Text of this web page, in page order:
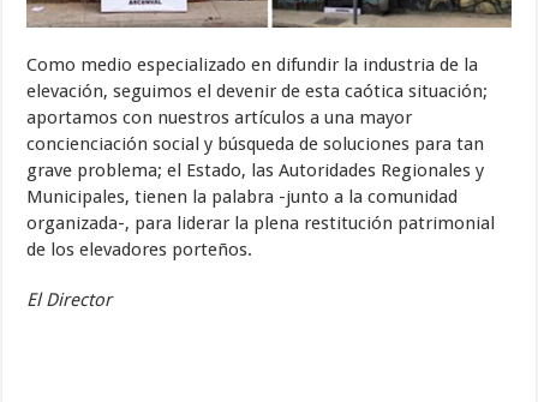
Como medio especializado en difundir la industria de la
elevación, seguimos el devenir de esta caótica situación;
aportamos con nuestros artículos a una mayor
concienciación social y búsqueda de soluciones para tan
grave problema; el Estado, las Autoridades Regionales y
Municipales, tienen la palabra -junto a la comunidad
organizada-, para liderar la plena restitución patrimonial
de los elevadores porteños.
El Director